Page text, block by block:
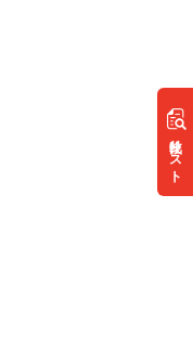
リスト